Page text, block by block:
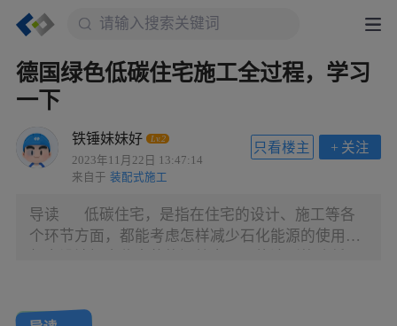
德国绿色低碳住宅施工全过程，学习
一下
铁锤妹妹好 Lv.2
2023年11月22日 13:47:14
来自于 装配式施工
+ 关注
只看楼主
导读 低碳住宅，是指在住宅的设计、施工等各
个环节方面，都能考虑怎样减少石化能源的使用，